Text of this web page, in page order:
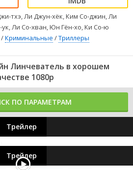
тхэ, Ли Джун-хёк, Ким Со-джин, Ли
Ли Со-хван, Юн Гён-хо, Ки Со-ю
/Криминальные /Триллеры
Линчеватель в хорошем
1080p
ПО ПАРАМЕТРАМ
Трейлер
Трейлер